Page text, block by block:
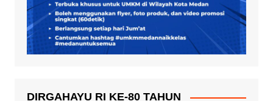
DIRGAHAYU RI KE-80 TAHUN